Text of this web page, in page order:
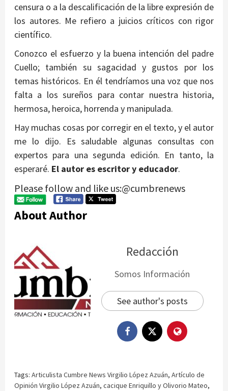
censura o a la descalificación de la libre expresión de
los autores. Me refiero a juicios críticos con rigor
científico.
Conozco el esfuerzo y la buena intención del padre
Cuello; también su sagacidad y gustos por los
temas históricos. En él tendríamos una voz que nos
falta a los sureños para contar nuestra historia,
hermosa, heroica, horrenda y manipulada.
Hay muchas cosas por corregir en el texto, y el autor
me lo dijo. Es saludable algunas consultas con
expertos para una segunda edición. En tanto, la
esperaré. El autor es escritor y educador.
Please follow and like us:@cumbrenews
About Author
Redacción
Somos Información
See author's posts
Tags: Articulista Cumbre News Virgilio López Azuán, Artículo de
Opinión Virgilio López Azuán, cacique Enriquillo y Olivorio Mateo,